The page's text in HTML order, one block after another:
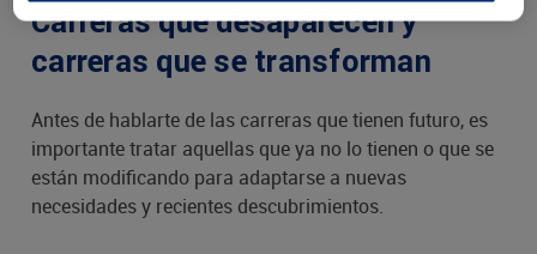
Carreras que desaparecen y
carreras que se transforman
Antes de hablarte de las carreras que tienen futuro, es
importante tratar aquellas que ya no lo tienen o que se
están modificando para adaptarse a nuevas
necesidades y recientes descubrimientos.